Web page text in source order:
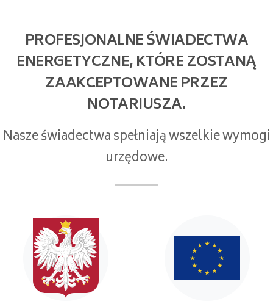
PROFESJONALNE ŚWIADECTWA
ENERGETYCZNE, KTÓRE ZOSTANĄ
ZAAKCEPTOWANE PRZEZ
NOTARIUSZA.
Nasze świadectwa spełniają wszelkie wymogi
urzędowe.